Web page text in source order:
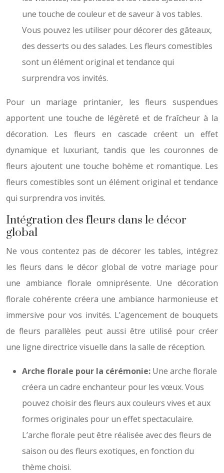
une touche de couleur et de saveur à vos tables.
Vous pouvez les utiliser pour décorer des gâteaux,
des desserts ou des salades. Les fleurs comestibles
sont un élément original et tendance qui
surprendra vos invités.
Pour un mariage printanier, les fleurs suspendues
apportent une touche de légèreté et de fraîcheur à la
décoration. Les fleurs en cascade créent un effet
dynamique et luxuriant, tandis que les couronnes de
fleurs ajoutent une touche bohème et romantique. Les
fleurs comestibles sont un élément original et tendance
qui surprendra vos invités.
Intégration des fleurs dans le décor
global
Ne vous contentez pas de décorer les tables, intégrez
les fleurs dans le décor global de votre mariage pour
une ambiance florale omniprésente. Une décoration
florale cohérente créera une ambiance harmonieuse et
immersive pour vos invités. L’agencement de bouquets
de fleurs parallèles peut aussi être utilisé pour créer
une ligne directrice visuelle dans la salle de réception.
Arche florale pour la cérémonie: Une arche florale
créera un cadre enchanteur pour les vœux. Vous
pouvez choisir des fleurs aux couleurs vives et aux
formes originales pour un effet spectaculaire.
L’arche florale peut être réalisée avec des fleurs de
saison ou des fleurs exotiques, en fonction du
thème choisi.